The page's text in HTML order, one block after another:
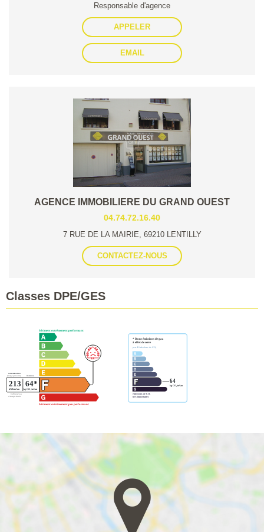
Responsable d'agence
APPELER
EMAIL
AGENCE IMMOBILIERE DU GRAND OUEST
04.74.72.16.40
7 RUE DE LA MAIRIE, 69210 LENTILLY
CONTACTEZ-NOUS
Classes DPE/GES